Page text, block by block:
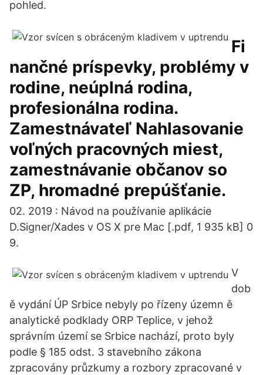
pohled.
Fi
nančné príspevky, problémy v
rodine, neúplná rodina,
profesionálna rodina.
Zamestnávateľ Nahlasovanie
voľných pracovných miest,
zamestnávanie občanov so
ZP, hromadné prepúšťanie.
02. 2019 : Návod na používanie aplikácie
D.Signer/Xades v OS X pre Mac [.pdf, 1 935 kB] 0
9.
V
dob
ě vydání ÚP Srbice nebyly po řízeny územn ě
analytické podklady ORP Teplice, v jehož
správním území se Srbice nachází, proto byly
podle § 185 odst. 3 stavebního zákona
zpracovány průzkumy a rozbory zpracované v